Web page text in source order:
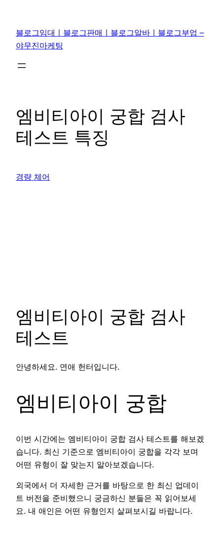
블로그임대ㅣ블로그판매ㅣ블로그알바ㅣ블로그부업 –
야무진마케팅
엠비티아이 궁합 검사
테스트 특징
경량 체어
엠비티아이 궁합 검사
테스트
안녕하세요. 연애 헌터입니다.
엠비티아이 궁합
이번 시간에는 엠비티아이 궁합 검사 테스트를 해보겠
습니다. 최신 기준으로 엠비티아이 궁합을 각각 보며
어떤 유형이 잘 맞는지 알아보겠습니다.
외국에서 더 자세한 근거를 바탕으로 한 최신 업데이
트 버전을 준비했으니 궁금하신 분들은 꼭 읽어보세
요. 내 애인은 어떤 유형인지 살펴보시길 바랍니다.